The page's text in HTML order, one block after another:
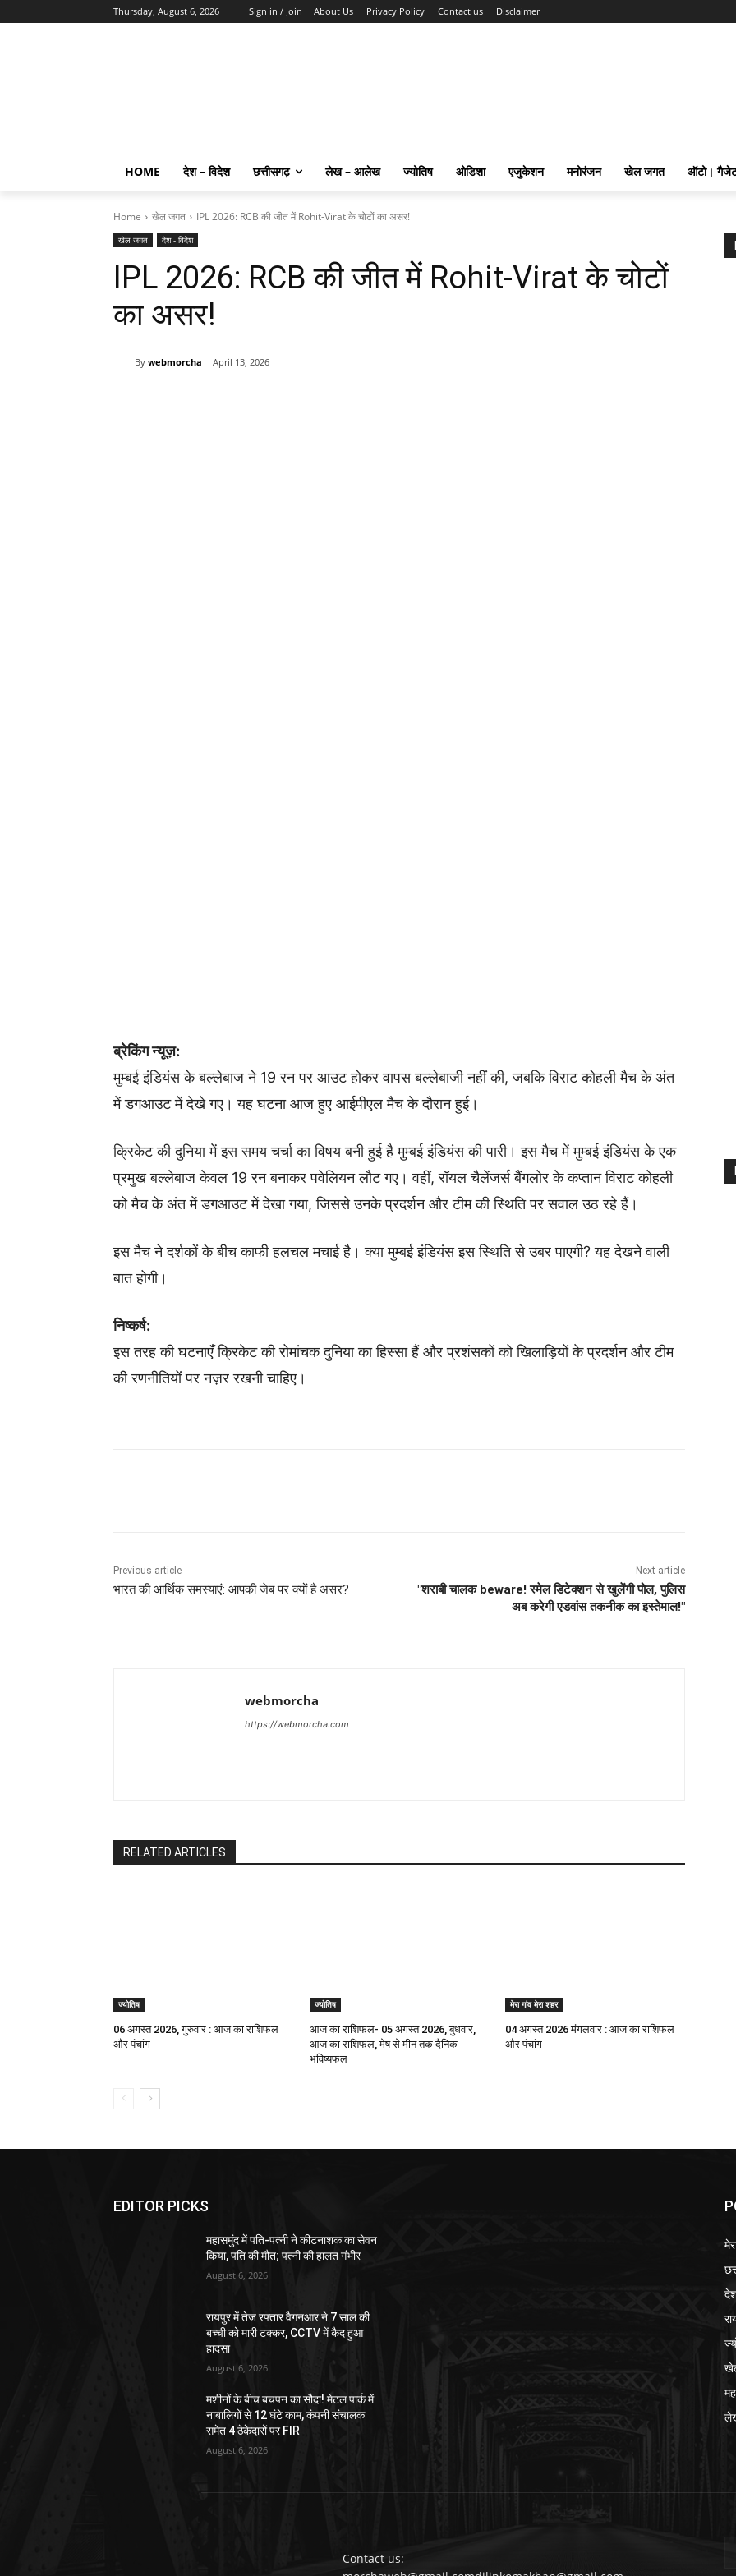
Thursday, August 6, 2026 Sign in / Join About Us Privacy Policy Contact us Disclaimer
HOME देश – विदेश छत्तीसगढ़ लेख – आलेख ज्योतिष ओडिशा एजुकेशन मनोरंजन खेल जगत ऑटो।
Home खेल जगत IPL 2026: RCB की जीत में Rohit-Virat के चोटों का असर!
खेल जगत देश - विदेश
IPL 2026: RCB की जीत में Rohit-Virat के चोटों
का असर!
By webmorcha April 13, 2026
ब्रेकिंग न्यूज़:
मुम्बई इंडियंस के बल्लेबाज ने 19 रन पर आउट होकर वापस बल्लेबाजी नहीं की, जबकि विराट कोहली मैच के अंत
में डगआउट में देखे गए। यह घटना आज हुए आईपीएल मैच के दौरान हुई।
क्रिकेट की दुनिया में इस समय चर्चा का विषय बनी हुई है मुम्बई इंडियंस की पारी। इस मैच में मुम्बई इंडियंस के एक
प्रमुख बल्लेबाज केवल 19 रन बनाकर पवेलियन लौट गए। वहीं, रॉयल चैलेंजर्स बैंगलोर के कप्तान विराट कोहली
को मैच के अंत में डगआउट में देखा गया, जिससे उनके प्रदर्शन और टीम की स्थिति पर सवाल उठ रहे हैं।
इस मैच ने दर्शकों के बीच काफी हलचल मचाई है। क्या मुम्बई इंडियंस इस स्थिति से उबर पाएगी? यह देखने वाली
बात होगी।
निष्कर्ष:
इस तरह की घटनाएँ क्रिकेट की रोमांचक दुनिया का हिस्सा हैं और प्रशंसकों को खिलाड़ियों के प्रदर्शन और टीम
की रणनीतियों पर नज़र रखनी चाहिए।
Previous article
भारत की आर्थिक समस्याएं: आपकी जेब पर क्यों है असर?
Next article
"शराबी चालक beware! स्मेल डिटेक्शन से खुलेंगी पोल, पुलिस
अब करेगी एडवांस तकनीक का इस्तेमाल!"
webmorcha
https://webmorcha.com
RELATED ARTICLES
ज्योतिष
06 अगस्त 2026, गुरुवार : आज का राशिफल
और पंचांग
ज्योतिष
आज का राशिफल- 05 अगस्त 2026, बुधवार,
आज का राशिफल, मेष से मीन तक दैनिक
भविष्यफल
मेरा गांव मेरा शहर
04 अगस्त 2026 मंगलवार : आज का राशिफल
और पंचांग
EDITOR PICKS
महासमुंद में पति-पत्नी ने कीटनाशक का सेवन
किया, पति की मौत; पत्नी की हालत गंभीर
August 6, 2026
रायपुर में तेज रफ्तार वैगनआर ने 7 साल की
बच्ची को मारी टक्कर, CCTV में कैद हुआ
हादसा
August 6, 2026
मशीनों के बीच बचपन का सौदा! मेटल पार्क में
नाबालिगों से 12 घंटे काम, कंपनी संचालक
समेत 4 ठेकेदारों पर FIR
August 6, 2026
Contact us: